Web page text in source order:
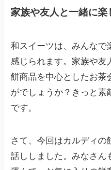
家族や友人と一緒に楽
和スイーツは、みんなで
感じられます。家族や
餅商品を中心としたお
がでしょうか？きっと
です。
さて、今回はカルディ
話ししました。みなさん